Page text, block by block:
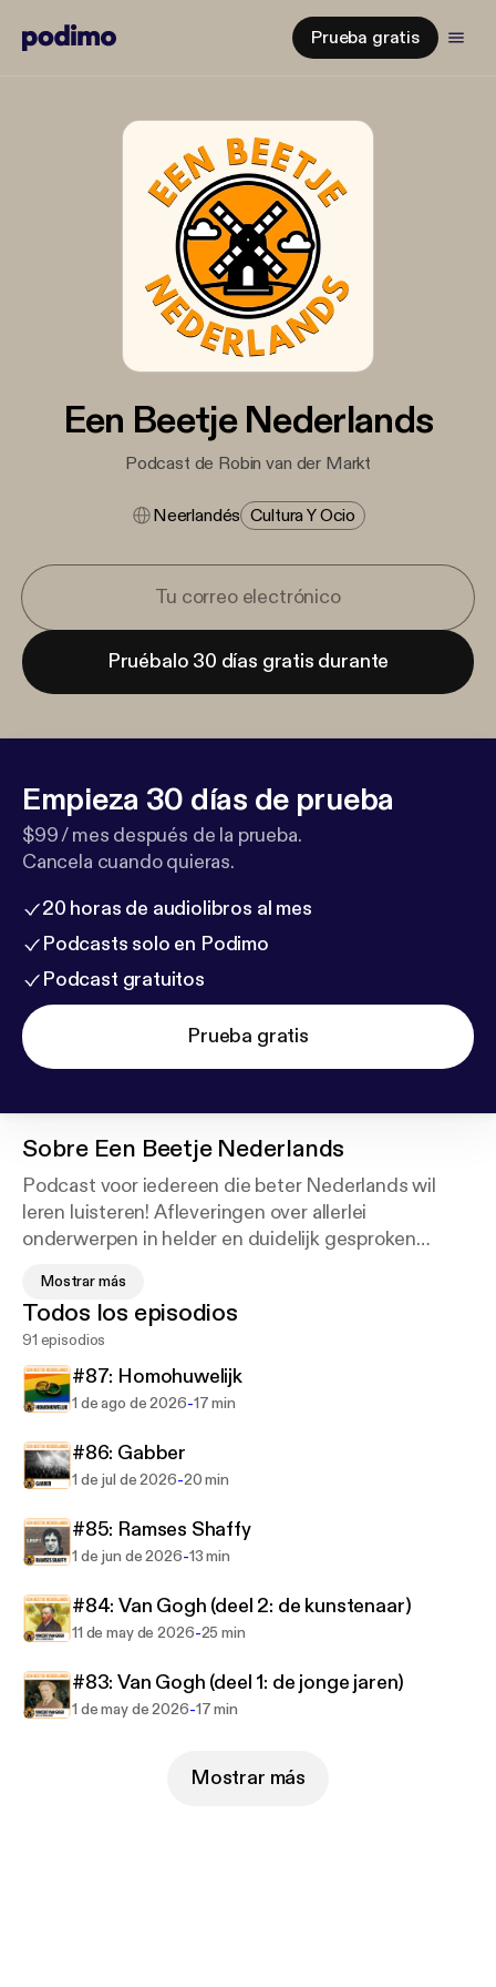
Prueba gratis
Een Beetje Nederlands
Podcast de Robin van der Markt
Neerlandés Cultura Y Ocio
Pruébalo 30 días gratis durante
Empieza 30 días de prueba
$99 / mes después de la prueba.
Cancela cuando quieras.
20 horas de audiolibros al mes
Podcasts solo en Podimo
Podcast gratuitos
Prueba gratis
Sobre Een Beetje Nederlands
Podcast voor iedereen die beter Nederlands wil
leren luisteren! Afleveringen over allerlei
onderwerpen in helder en duidelijk gesproken
om mee te lezen. Leer met deze podcast 'Een
Beetje Nederlands'.
[en] Learn Dutch with the 'Een Beetje Nederlands'
podcast! Episodes in clear and easy Dutch, about a
free transcript to read along with. Learn a little
Dutch with 'Een Beetje Nederlands'!
https://www.eenbeetjenederlands.nl
Mostrar más
Todos los episodios
91 episodios
#87: Homohuwelijk
1 de ago de 2026-17 min
#86: Gabber
1 de jul de 2026-20 min
#85: Ramses Shaffy
1 de jun de 2026-13 min
#84: Van Gogh (deel 2: de kunstenaar)
11 de may de 2026-25 min
#83: Van Gogh (deel 1: de jonge jaren)
1 de may de 2026-17 min
Mostrar más